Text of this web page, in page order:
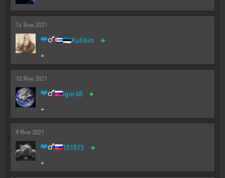
14 Янв 2021
🇪🇪Kulibin +
+
10 Янв 2021
Igor68 +
+
9 Янв 2021
151515 +
+